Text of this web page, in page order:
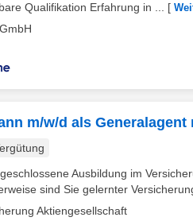
Qualifikation Erfahrung in ...
[
m/w/d als Generalagent
Ausbildung im
sind Sie gelernter
Aktiengesellschaft